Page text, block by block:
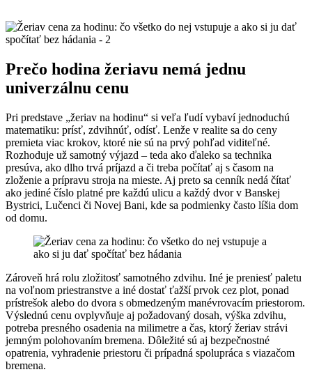
Prečo hodina žeriavu nemá jednu
univerzálnu cenu
Pri predstave „žeriav na hodinu“ si veľa ľudí vybaví jednoduchú
matematiku: prísť, zdvihnúť, odísť. Lenže v realite sa do ceny
premieta viac krokov, ktoré nie sú na prvý pohľad viditeľné.
Rozhoduje už samotný výjazd – teda ako ďaleko sa technika
presúva, ako dlho trvá príjazd a či treba počítať aj s časom na
zloženie a prípravu stroja na mieste. Aj preto sa cenník nedá čítať
ako jediné číslo platné pre každú ulicu a každý dvor v Banskej
Bystrici, Lučenci či Novej Bani, kde sa podmienky často líšia dom
od domu.
Zároveň hrá rolu zložitosť samotného zdvihu. Iné je preniesť paletu
na voľnom priestranstve a iné dostať ťažší prvok cez plot, ponad
prístrešok alebo do dvora s obmedzeným manévrovacím priestorom.
Výslednú cenu ovplyvňuje aj požadovaný dosah, výška zdvihu,
potreba presného osadenia na milimetre a čas, ktorý žeriav strávi
jemným polohovaním bremena. Dôležité sú aj bezpečnostné
opatrenia, vyhradenie priestoru či prípadná spolupráca s viazačom
bremena.